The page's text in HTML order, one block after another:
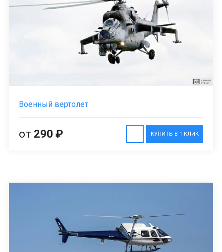
Военный вертолет
КУПИТЬ В 1 КЛИК
от 290 ₽